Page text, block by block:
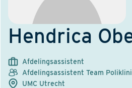
Hendrica
Afdelingsassistent
Afdelingsassistent Team
UMC Utrecht